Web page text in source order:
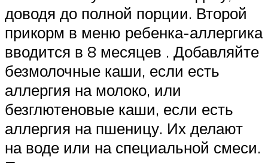
доводя до полной порции. Второй
прикорм в меню ребенка-аллергика
вводится в 8 месяцев . Добавляйте
безмолочные каши, если есть
аллергия на молоко, или
безглютеновые каши, если есть
аллергия на пшеницу. Их делают
на воде или на специальной смеси.